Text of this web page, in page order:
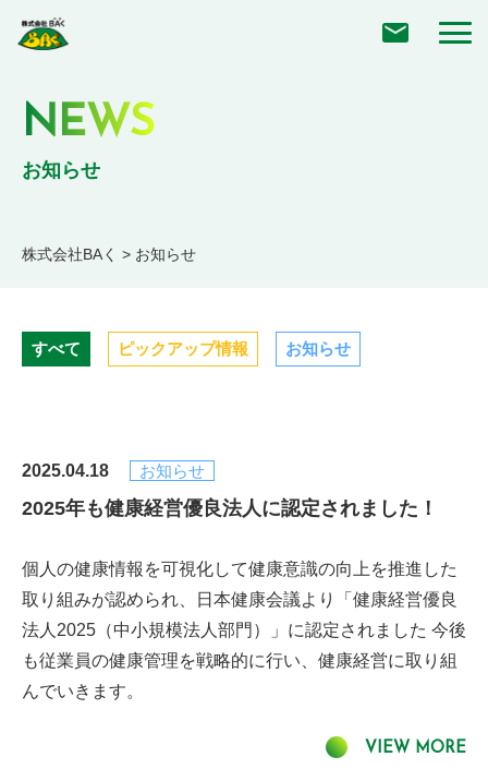
NEWS
お知らせ
株式会社BAく > お知らせ
すべて ピックアップ情報 お知らせ
2025.04.18 お知らせ
2025年も健康経営優良法人に認定されました！
個人の健康情報を可視化して健康意識の向上を推進した
取り組みが認められ、日本健康会議より「健康経営優良
法人2025（中小規模法人部門）」に認定されました 今後
も従業員の健康管理を戦略的に行い、健康経営に取り組
んでいきます。
VIEW MORE